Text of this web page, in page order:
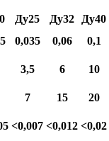
Ду25 Ду32 Ду40
0,035 0,06
0,1
3,5 6
10
7 15
20
<0,007 <0,012 <0,02